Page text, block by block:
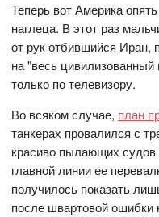
Теперь вот Америка
наглеца. В этот раз
от рук отбившийся Иран,
на "весь
только по телевизору.
Во всяком случае, план
танкерах провалился с
красиво пылающих
главной линии ее
получилось показать
после швартовой ошибки